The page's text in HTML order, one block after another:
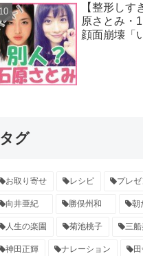
【整形しす
原さとみ・
顔面崩壊「
タグ
お取り寄せ レシピ プレゼ
向井亜紀 勝俣州和 朝
人生の楽園 菊池桃子 三
神田正輝 ナレーション